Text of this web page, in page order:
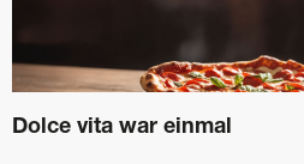
Dolce vita war einmal